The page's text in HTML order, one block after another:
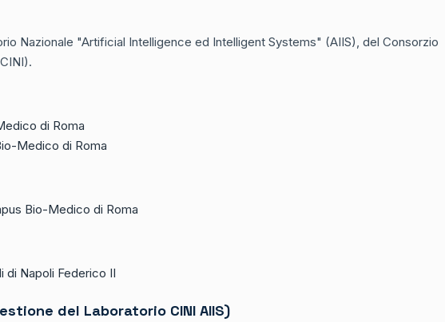
Nazionale "Artificial Intelligence ed Intelligent Systems" (AIIS), del Consorzio
di Roma
Medico di Roma
Bio-Medico di Roma
di Napoli Federico II
del Laboratorio CINI AIIS)